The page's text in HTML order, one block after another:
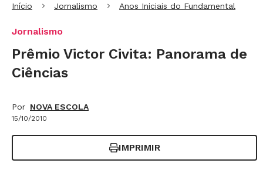
Início Jornalismo Anos Iniciais do Fundamental
Jornalismo
Prêmio Victor Civita: Panorama de
Ciências
Por NOVA ESCOLA
15/10/2010
IMPRIMIR